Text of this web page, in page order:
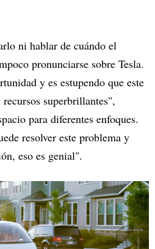
ni hablar de cuándo el
pronunciarse sobre Tesla.
y es estupendo que este
superbrillantes",
para diferentes enfoques.
resolver este problema y
eso es genial".